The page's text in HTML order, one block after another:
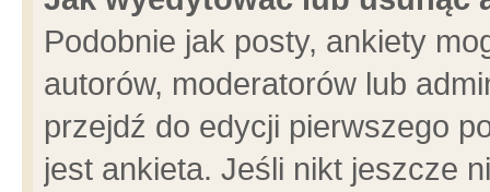
Podobnie jak posty, ankiety
autorów, moderatorów lub
przejdź do edycji pierwszego
jest ankieta. Jeśli nikt jeszcze